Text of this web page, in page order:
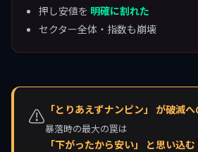
押し安値を 明確に割れた
セクター全体・指数も崩壊
⚠ 「とりあえずナンピン」 が破滅
暴落時の最大の罠は
「下がったから安い」 と思い込む